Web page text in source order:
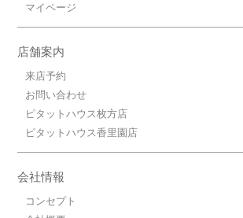
マイページ
店舗案内
来店予約
お問い合わせ
ピタットハウス枚方店
ピタットハウス香里園店
会社情報
コンセプト